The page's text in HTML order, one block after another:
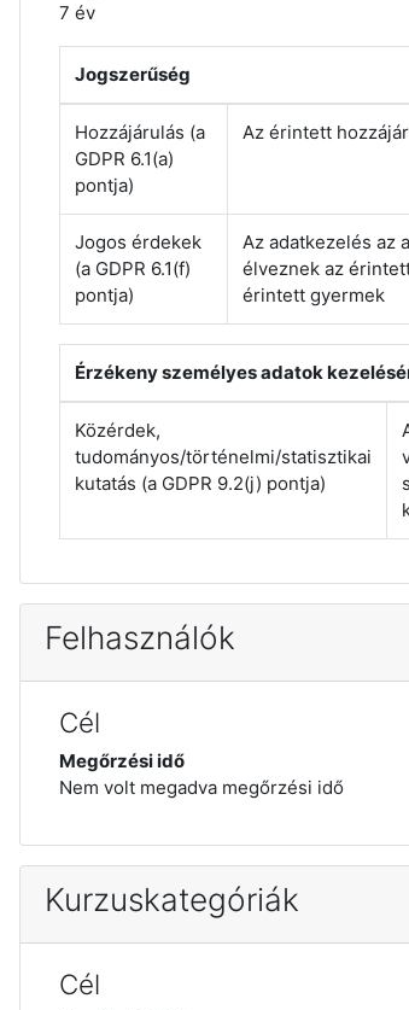
7 év
Jogszerűség
Hozzájárulás (a
GDPR 6.1(a)
pontja)
Az érintett
Jogos érdekek
(a GDPR 6.1(f)
pontja)
Az adatkezelés az
élveznek az
érintett gyermek
Érzékeny személyes adatok
Közérdek,
tudományos/történelmi/statisztikai
kutatás (a GDPR 9.2(j) pontja)
Felhasználók
Cél
Megőrzési idő
Nem volt megadva megőrzési idő
Kurzuskategóriák
Cél